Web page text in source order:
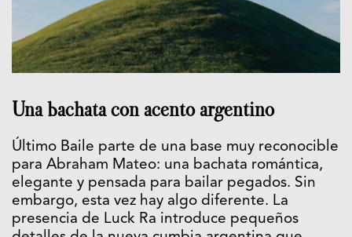
Una bachata con acento argentino
Último Baile parte de una base muy reconocible
para Abraham Mateo: una bachata romántica,
elegante y pensada para bailar pegados. Sin
embargo, esta vez hay algo diferente. La
presencia de Luck Ra introduce pequeños